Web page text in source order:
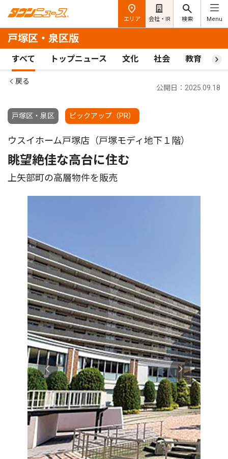
エリア 会社・IR 検索 Menu
戸塚区・泉区版
すべて トップニュース 文化 社会 教育 ス
戻る
戸塚区・泉区 ピックアップ（PR）
公開日：2025.09.18
ウスイホーム戸塚店（戸塚モディ地下１階）
眺望絶佳な高台に住む
上矢部町の高層物件を販売